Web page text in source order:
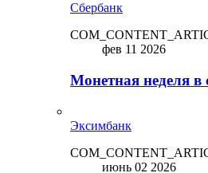
Сбербанк
фев 11 2026
Монетная неделя в
Эксимбанк
июнь 02 2026